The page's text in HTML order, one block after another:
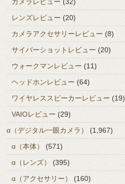
レンズレビュー (20)
カメラアクセサリーレビュー (8)
サイバーショットレビュー (20)
ウォークマンレビュー (11)
ヘッドホンレビュー (64)
ワイヤレススピーカーレビュー (19)
VAIOレビュー (29)
α（デジタル一眼カメラ）
(1,967)
α（本体）
(571)
α（レンズ）
(395)
α（アクセサリー）
(160)